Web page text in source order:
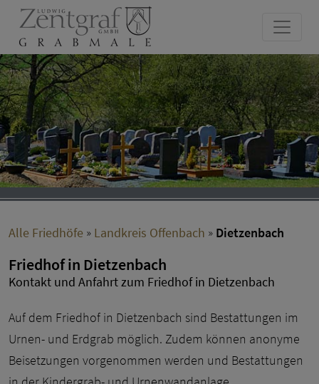
Alle Friedhöfe » Landkreis Offenbach » Dietzenbach
Friedhof in Dietzenbach
Kontakt und Anfahrt zum Friedhof in Dietzenbach
Auf dem Friedhof in Dietzenbach sind Bestattungen im
Urnen- und Erdgrab möglich. Zudem können anonyme
Beisetzungen vorgenommen werden und Bestattungen